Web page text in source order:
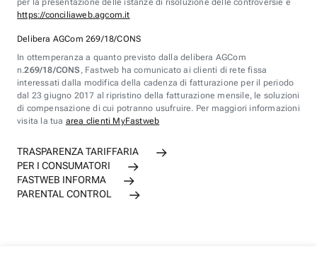
per la presentazione delle istanze di risoluzione delle controversie è
https://conciliaweb.agcom.it
Delibera AGCom 269/18/CONS
In ottemperanza a quanto previsto dalla delibera AGCom
n.269/18/CONS , Fastweb ha comunicato ai clienti di rete fissa
interessati dalla modifica della cadenza di fatturazione per il periodo
dal 23 giugno 2017 al ripristino della fatturazione mensile, le soluzioni
di compensazione di cui potranno usufruire. Per maggiori informazioni
visita la tua area clienti MyFastweb
TRASPARENZA TARIFFARIA
PER I CONSUMATORI
FASTWEB INFORMA
PARENTAL CONTROL